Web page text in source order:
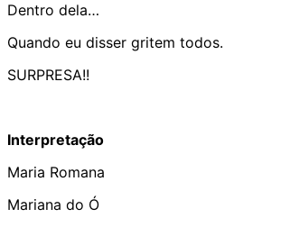
Dentro dela…
Quando eu disser gritem todos.
SURPRESA!!
Interpretação
Maria Romana
Mariana do Ó